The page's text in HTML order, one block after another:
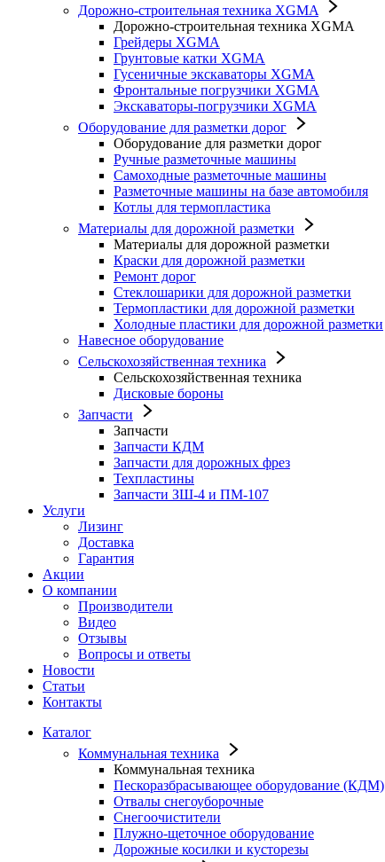
Дорожно-строительная техника XGMA
Дорожно-строительная техника XGMA
Грейдеры XGMA
Грунтовые катки XGMA
Гусеничные экскаваторы XGMA
Фронтальные погрузчики XGMA
Экскаваторы-погрузчики XGMA
Оборудование для разметки дорог
Оборудование для разметки дорог
Ручные разметочные машины
Самоходные разметочные машины
Разметочные машины на базе автомобиля
Котлы для термопластика
Материалы для дорожной разметки
Материалы для дорожной разметки
Краски для дорожной разметки
Ремонт дорог
Стеклошарики для дорожной разметки
Термопластики для дорожной разметки
Холодные пластики для дорожной разметки
Навесное оборудование
Сельскохозяйственная техника
Сельскохозяйственная техника
Дисковые бороны
Запчасти
Запчасти
Запчасти КДМ
Запчасти для дорожных фрез
Техпластины
Запчасти ЗШ-4 и ПМ-107
Услуги
Лизинг
Доставка
Гарантия
Акции
О компании
Производители
Видео
Отзывы
Вопросы и ответы
Новости
Статьи
Контакты
Каталог
Коммунальная техника
Коммунальная техника
Пескоразбрасывающее оборудование (КДМ)
Отвалы снегоуборочные
Снегоочистители
Плужно-щеточное оборудование
Дорожные косилки и кусторезы